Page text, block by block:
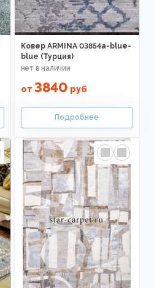
Ковер ARMINA 03854a-blue-
blue (Турция)
от 3840 руб